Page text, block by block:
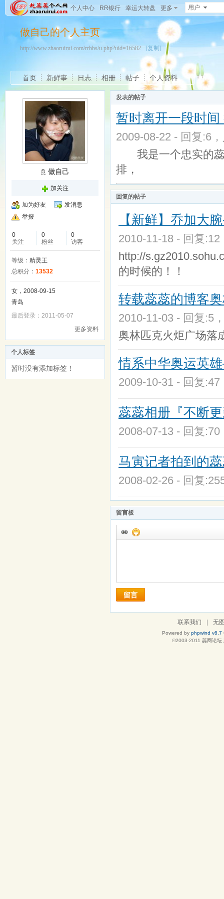
个人中心 RR银行 幸运大转盘 更多 用户
做自己的个人主页
http://www.zhaoruirui.com/rrbbs/u.php?uid=16582 [复制]
首页 新鲜事 日志 相册 帖子 个人资料
做自己
加关注
加为好友
发消息
举报
0
关注
0
粉丝
0
访客
等级： 精灵王
总积分： 13532
女，2008-09-15
青岛
最后登录：2011-05-07
更多资料
个人标签
暂时没有添加标签！
发表的帖子
暂时离开一段时
2009-08-22 - 回复:6
我是一个忠实的蕊
排，
回复的帖子
【新鲜】乔加大
2010-11-18 - 回复
http://
的时候的！！
转载蕊蕊的博客
2010-11-03 - 回复:5
奥林匹克火炬广场
情系中华奥运英
2009-10-31 - 回复
蕊蕊相册『不断
2008-07-13 - 回复
马寅记者拍到的
2008-02-26 - 回复
留言板
留言
联系我们 | 无
Powered by phpwind v8.7
©2003-2011 蕊网论坛